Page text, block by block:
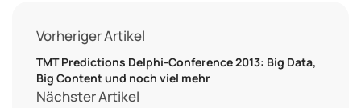
Vorheriger Artikel
TMT Predictions Delphi-Conference 2013: Big Data,
Big Content und noch viel mehr
Nächster Artikel